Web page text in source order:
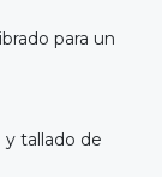
para un
y tallado de